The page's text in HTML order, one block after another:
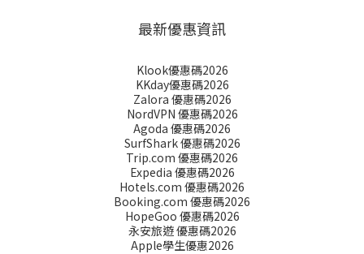
最新優惠資訊
Klook優惠碼2026
KKday優惠碼2026
Zalora 優惠碼2026
NordVPN 優惠碼2026
Agoda 優惠碼2026
SurfShark 優惠碼2026
Trip.com 優惠碼2026
Expedia 優惠碼2026
Hotels.com 優惠碼2026
Booking.com 優惠碼2026
HopeGoo 優惠碼2026
永安旅遊 優惠碼2026
Apple學生優惠2026